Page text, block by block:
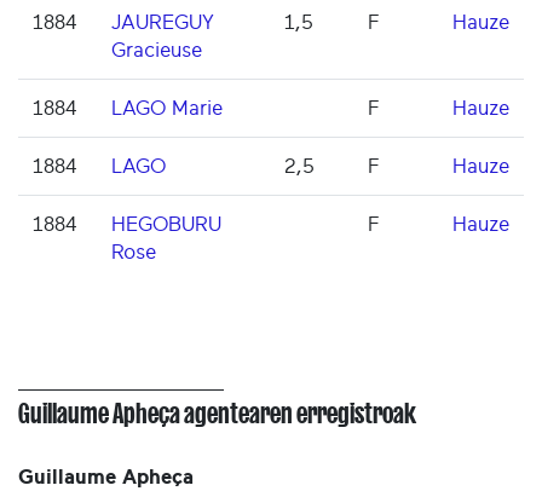
1884
JAUREGUY
Gracieuse
1,5 F Hauze
1884 LAGO Marie F Hauze
1884 LAGO 2,5 F Hauze
1884
HEGOBURU
Rose
F Hauze
Guillaume Apheça agentearen erregistroak
Guillaume Apheça